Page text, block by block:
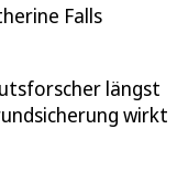
Falls
längst
wirkt